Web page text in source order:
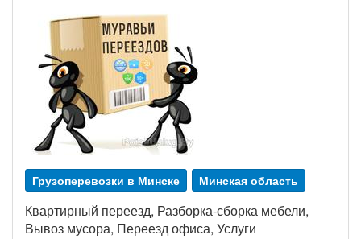
Грузоперевозки в Минске Минская область
Квартирный переезд, Разборка-сборка мебели,
Вывоз мусора, Переезд офиса, Услуги